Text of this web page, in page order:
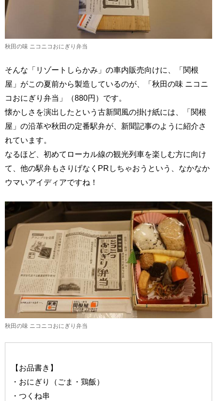
秋田の味 ニコニコおにぎり弁当
そんな「リゾートしらかみ」の車内販売向けに、「関根
屋」がこの夏前から製造しているのが、「秋田の味 ニコニ
コおにぎり弁当」（880円）です。
懐かしさを演出したという古新聞風の掛け紙には、「関根
屋」の沿革や秋田の定番駅弁が、新聞記事のように紹介さ
れています。
なるほど、初めてローカル線の観光列車を楽しむ方に向け
て、他の駅弁もさりげなくPRしちゃおうという、なかなか
ウマいアイディアですね！
秋田の味 ニコニコおにぎり弁当
【お品書き】
・おにぎり（ごま・鶏飯）
・つくね串